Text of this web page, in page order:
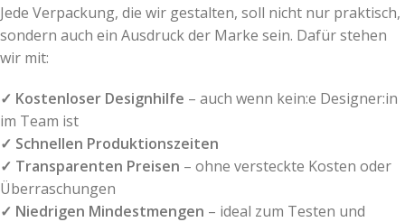
Jede Verpackung, die wir gestalten, soll nicht nur praktisch,
sondern auch ein Ausdruck der Marke sein. Dafür stehen
wir mit:
✓ Kostenloser Designhilfe – auch wenn kein:e Designer:in
im Team ist
✓ Schnellen Produktionszeiten
✓ Transparenten Preisen – ohne versteckte Kosten oder
Überraschungen
✓ Niedrigen Mindestmengen – ideal zum Testen und